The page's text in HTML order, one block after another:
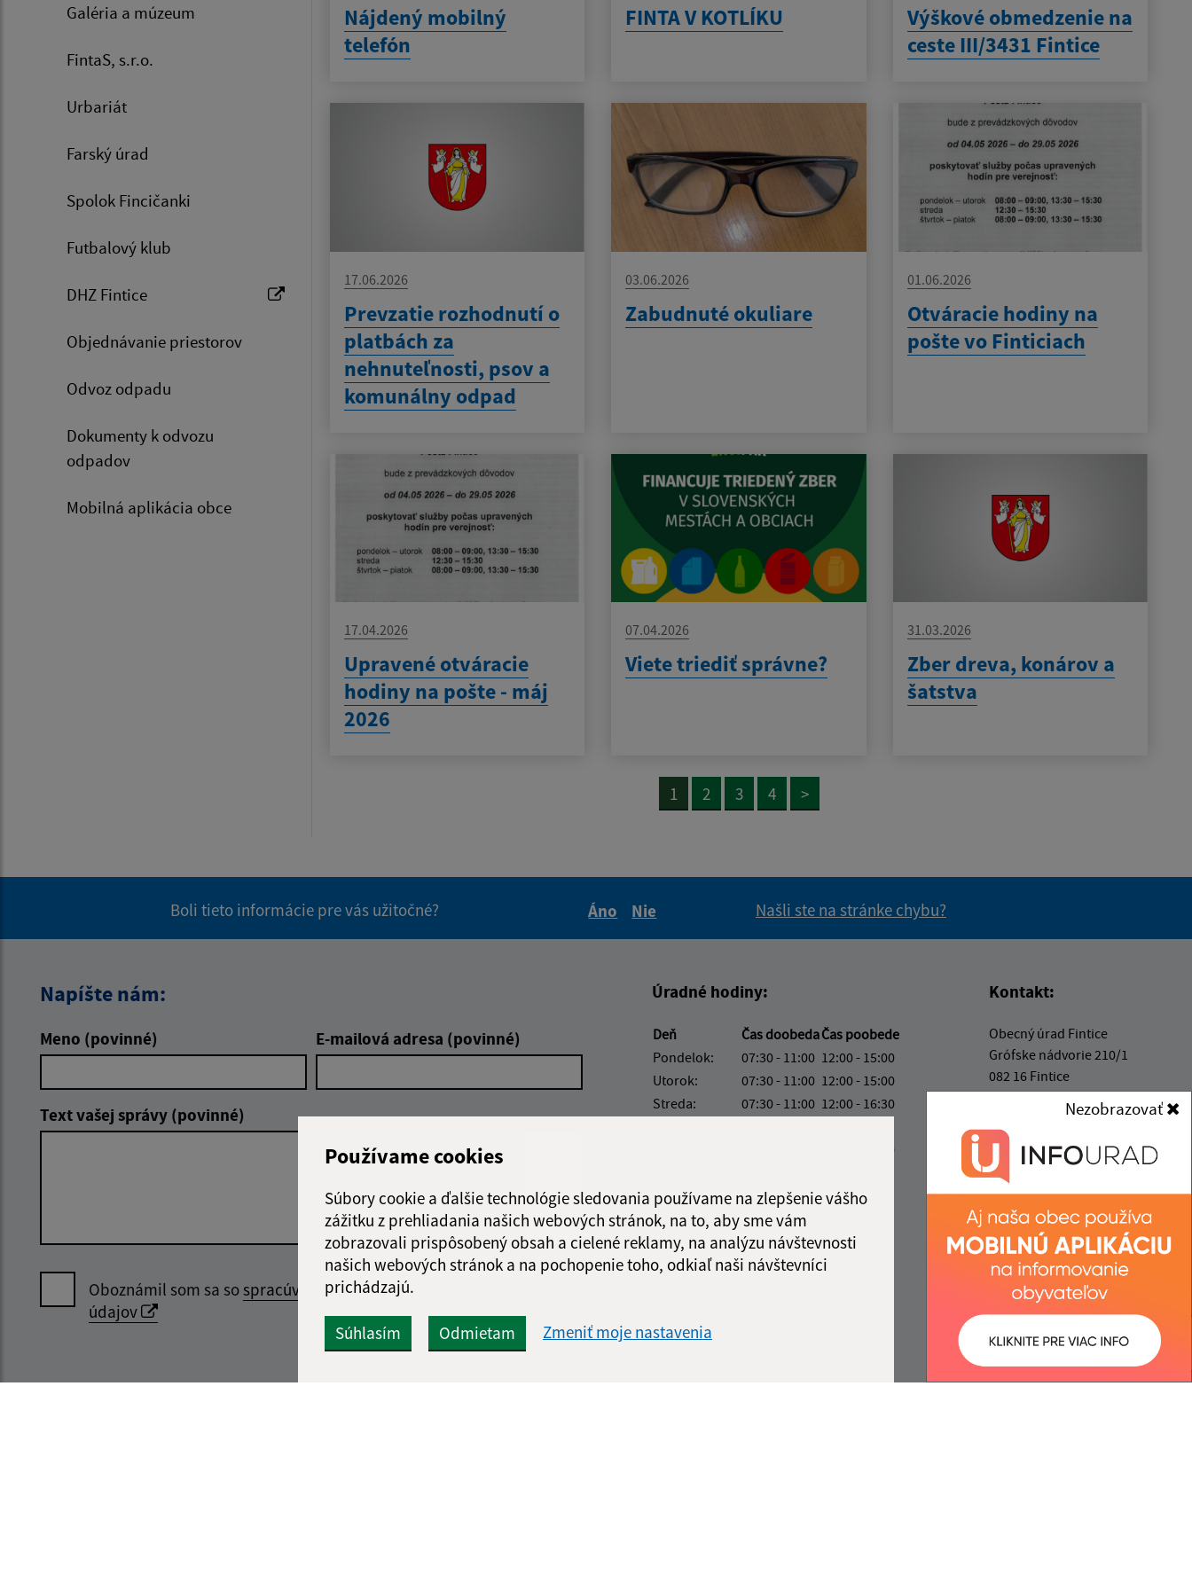
Používame cookies
Súbory cookie a ďalšie technológie sledovania používame na zlepšenie vášho
zážitku z prehliadania našich webových stránok, na to, aby sme vám
zobrazovali prispôsobený obsah a cielené reklamy, na analýzu návštevnosti
našich webových stránok a na pochopenie toho, odkiaľ naši návštevníci
prichádzajú.
Súhlasím Odmietam Zmeniť moje nastavenia
Nezobrazovať
Galéria a múzeum
FintaS, s.r.o.
Urbariát
Farský úrad
Spolok Fincičanki
Futbalový klub
DHZ Fintice
Objednávanie priestorov
Odvoz odpadu
Dokumenty k odvozu
odpadov
Mobilná aplikácia obce
Nájdený mobilný
telefón
FINTA V KOTLÍKU
Výškové obmedzenie na
ceste III/3431 Fintice
17.06.2026
Prevzatie rozhodnutí o
platbách za
nehnuteľnosti, psov a
komunálny odpad
03.06.2026
Zabudnuté okuliare
01.06.2026
Otváracie hodiny na
pošte vo Finticiach
17.04.2026
Upravené otváracie
hodiny na pošte - máj
2026
07.04.2026
Viete triediť správne?
31.03.2026
Zber dreva, konárov a
šatstva
1 2 3 4 >
Boli tieto informácie pre vás užitočné?
Áno
Nie
Našli ste na stránke chybu?
Napíšte nám:
Meno (povinné) E-mailová adresa (povinné)
Text vašej správy (povinné)
Oboznámil som sa sospracúvaním osobných
údajov
Úradné hodiny:
Deň Čas doobedaČas poobede
Pondelok:
07:30 - 11:00 12:00 - 15:00
Utorok:
07:30 - 11:00 12:00 - 15:00
Streda:
07:30 - 11:00 12:00 - 16:30
12:00 - 13:30
Kontakt:
Obecný úrad Fintice
Grófske nádvorie 210/1
082 16 Fintice
obecfintice@fintice.sk
+421 51 748 10 10
IČO: 00327018